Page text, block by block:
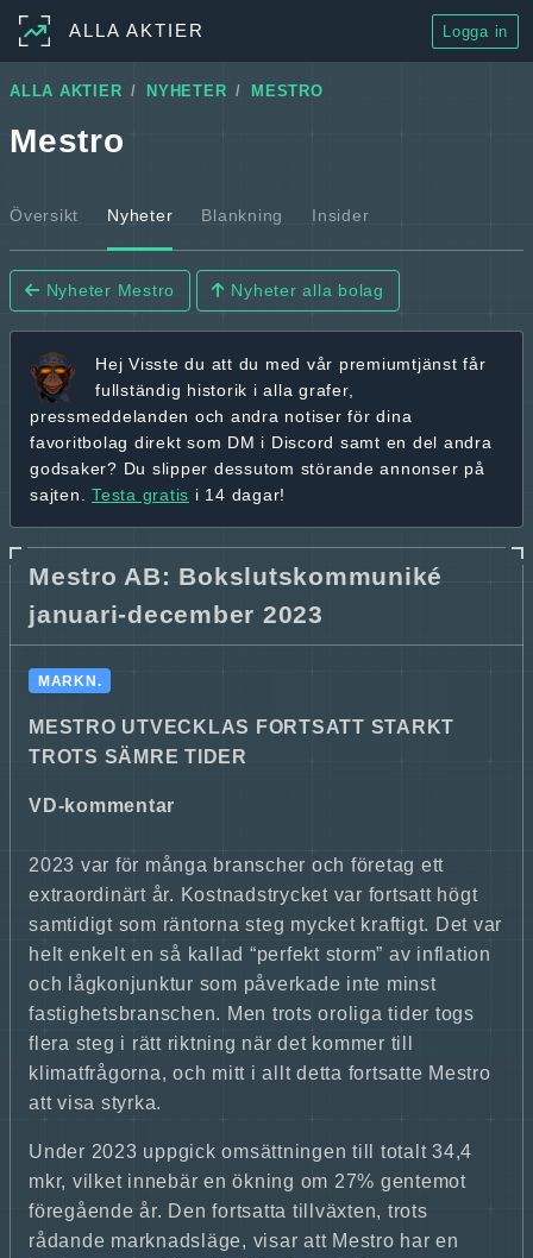
ALLA AKTIER Logga in
ALLA AKTIER NYHETER MESTRO
Mestro
Översikt Nyheter Blankning Insider
Nyheter Mestro Nyheter alla bolag
Hej Visste du att du med vår premiumtjänst får
fullständig historik i alla grafer,
pressmeddelanden och andra notiser för dina
favoritbolag direkt som DM i Discord samt en del andra
godsaker? Du slipper dessutom störande annonser på
sajten. Testa gratis i 14 dagar!
Mestro AB: Bokslutskommuniké
januari-december 2023
MARKN.
MESTRO UTVECKLAS FORTSATT STARKT
TROTS SÄMRE TIDER
VD-kommentar
2023 var för många branscher och företag ett
extraordinärt år. Kostnadstrycket var fortsatt högt
samtidigt som räntorna steg mycket kraftigt. Det var
helt enkelt en så kallad “perfekt storm” av inflation
och lågkonjunktur som påverkade inte minst
fastighetsbranschen. Men trots oroliga tider togs
flera steg i rätt riktning när det kommer till
klimatfrågorna, och mitt i allt detta fortsatte Mestro
att visa styrka.
Under 2023 uppgick omsättningen till totalt 34,4
mkr, vilket innebär en ökning om 27% gentemot
föregående år. Den fortsatta tillväxten, trots
rådande marknadsläge, visar att Mestro har en